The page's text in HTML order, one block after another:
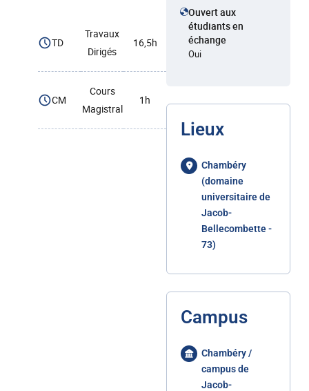
TD
Travaux
Dirigés
16,5h
CM
Cours
Magistral
1h
Ouvert aux
étudiants en
échange
Oui
Lieux
Chambéry
(domaine
universitaire de
Jacob-
Bellecombette -
73)
Campus
Chambéry /
campus de
Jacob-